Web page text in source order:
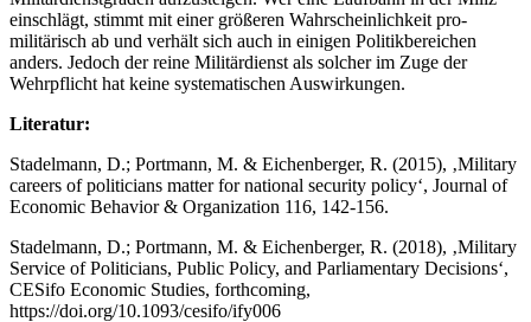
einschlägt, stimmt mit einer größeren Wahrscheinlichkeit pro-
militärisch ab und verhält sich auch in einigen Politikbereichen
anders. Jedoch der reine Militärdienst als solcher im Zuge der
Wehrpflicht hat keine systematischen Auswirkungen.
Literatur:
Stadelmann, D.; Portmann, M. & Eichenberger, R. (2015), ‚Military
careers of politicians matter for national security policy‘, Journal of
Economic Behavior & Organization 116, 142-156.
Stadelmann, D.; Portmann, M. & Eichenberger, R. (2018), ‚Military
Service of Politicians, Public Policy, and Parliamentary Decisions‘,
CESifo Economic Studies, forthcoming,
https://doi.org/10.1093/cesifo/ify006